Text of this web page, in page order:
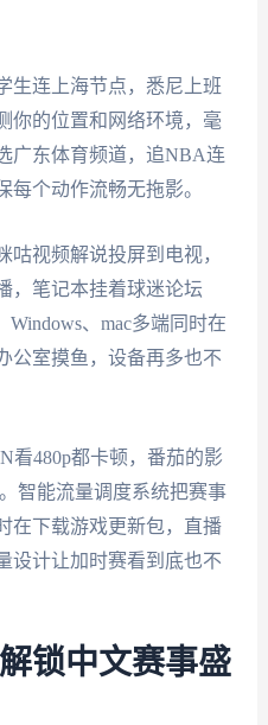
生连上海节点，悉尼上班
你的位置和网络环境，毫
广东体育频道，追NBA连
每个动作流畅无拖影。
咕视频解说投屏到电视，
，笔记本挂着球迷论坛
、mac多端同时在
公室摸鱼，设备再多也不
看480p都卡顿，番茄的影
智能流量调度系统把赛事
在下载游戏更新包，直播
设计让加时赛看到底也不
锁中文赛事盛